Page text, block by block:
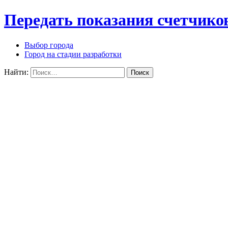
Передать показания
Выбор города
Город на стадии разработки
Найти: